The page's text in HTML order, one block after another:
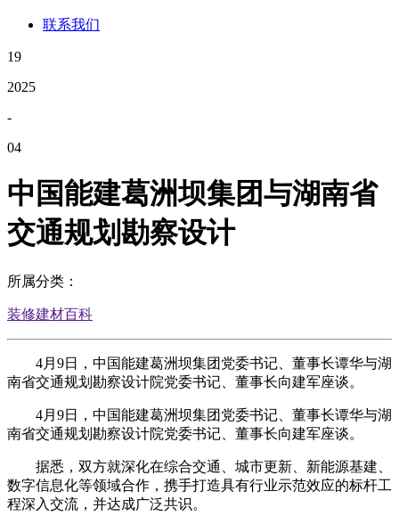
联系我们
19
2025
-
04
中国能建葛洲坝集团与湖南省
交通规划勘察设计
所属分类：
装修建材百科
4月9日，中国能建葛洲坝集团党委书记、董事长谭华与湖
南省交通规划勘察设计院党委书记、董事长向建军座谈。
4月9日，中国能建葛洲坝集团党委书记、董事长谭华与湖
南省交通规划勘察设计院党委书记、董事长向建军座谈。
据悉，双方就深化在综合交通、城市更新、新能源基建、
数字信息化等领域合作，携手打造具有行业示范效应的标杆工
程深入交流，并达成广泛共识。